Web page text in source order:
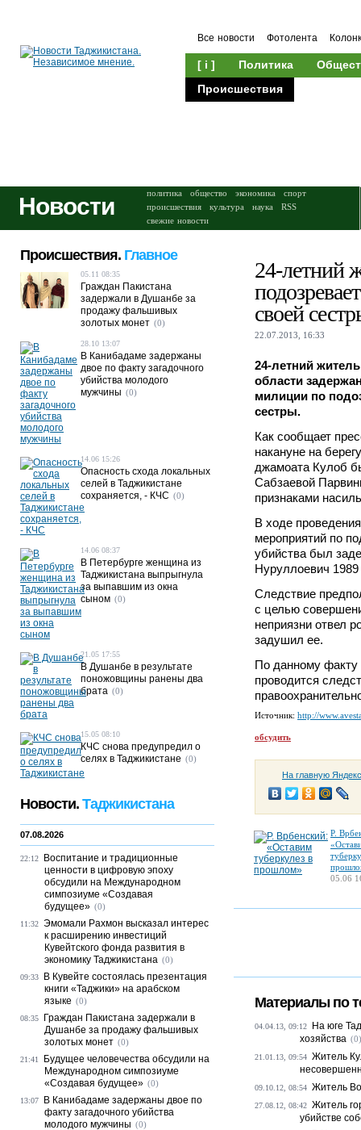
Все новости Фотолента
[ i ] Политика
Происшествия
Новости политика общество экономика
спорт
происшествия
культура наука
RSS
свежие новости
24-летний
своей
22.07.2013, 16:33
24-летний
области
милиции по
сестры.
Как сообщает
накануне на
джамоата Кулоб
Сабзаевой
признаками
В ходе
мероприятий по
убийства был
Нуруллоевич 1989
Следствие
с целью
неприязни отвел
задушил ее.
По данному факту
проводится
Источник: http://
обсудить
На главную
Р.
05.06
Материалы по
04.04.13, 09:12
На юге
хозяйства (0)
21.01.13, 09:54 Житель
09.10.12, 08:54 Житель
27.08.12, 08:42 Житель
убийстве
Происшествия. Главное
05.11 08:35
Граждан Пакистана
задержали в Душанбе за
продажу фальшивых
золотых монет (0)
28.10 13:07
В Канибадаме задержаны
двое по факту загадочного
убийства молодого
мужчины (0)
14.06 15:26
Опасность схода локальных
селей в Таджикистане
сохраняется, - КЧС (0)
14.06 08:37
В Петербурге женщина из
Таджикистана выпрыгнула
за выпавшим из окна
сыном (0)
21.05 17:55
В Душанбе в результате
поножовщины ранены два
брата (0)
15.05 08:10
КЧС снова предупредил о
селях в Таджикистане (0)
Новости. Таджикистана
07.08.2026
22:12
Воспитание и традиционные
ценности в цифровую эпоху
обсудили на Международном
симпозиуме «Создавая
будущее» (0)
11:32 Эмомали Рахмон высказал интерес
к расширению инвестиций
Кувейтского фонда развития в
экономику Таджикистана (0)
09:33
В Кувейте состоялась презентация
книги «Таджики» на арабском
языке (0)
08:35
Граждан Пакистана задержали в
Душанбе за продажу фальшивых
золотых монет (0)
21:41
Будущее человечества обсудили на
Международном симпозиуме
«Создавая будущее» (0)
13:07
В Канибадаме задержаны двое по
факту загадочного убийства
молодого мужчины (0)